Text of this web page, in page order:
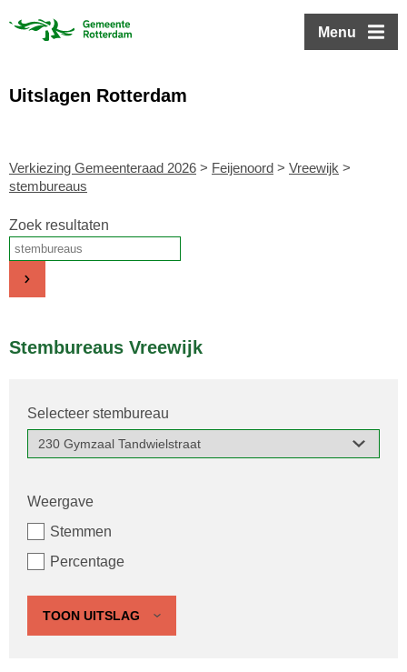
Menu
Uitslagen Rotterdam
Verkiezing Gemeenteraad 2026 > Feijenoord > Vreewijk >
stembureaus
Zoek resultaten
Stembureaus Vreewijk
Selecteer stembureau
Weergave
Stemmen
Percentage
TOON UITSLAG